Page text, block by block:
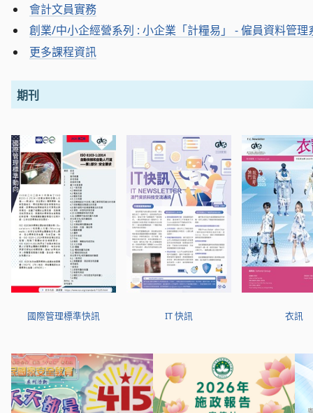
會計文員實務
創業/中小企經營系列 : 小企業「計糧易」 - 僱員資料管理
更多課程資訊
期刊
國際管理標準快訊 IT 快訊 衣訊